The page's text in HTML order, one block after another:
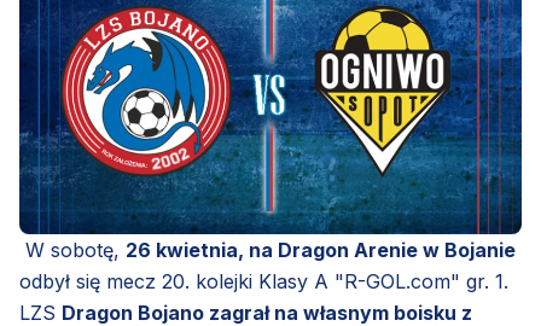
W sobotę, 26 kwietnia, na Dragon Arenie w Bojanie
odbył się mecz 20. kolejki Klasy A "R-GOL.com" gr. 1.
LZS Dragon Bojano zagrał na własnym boisku z